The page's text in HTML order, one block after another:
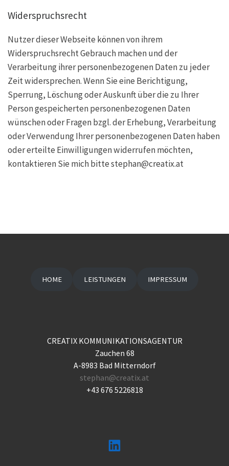
Widerspruchsrecht
Nutzer dieser Webseite können von ihrem
Widerspruchsrecht Gebrauch machen und der
Verarbeitung ihrer personenbezogenen Daten zu jeder
Zeit widersprechen. Wenn Sie eine Berichtigung,
Sperrung, Löschung oder Auskunft über die zu Ihrer
Person gespeicherten personenbezogenen Daten
wünschen oder Fragen bzgl. der Erhebung, Verarbeitung
oder Verwendung Ihrer personenbezogenen Daten haben
oder erteilte Einwilligungen widerrufen möchten,
kontaktieren Sie mich bitte stephan@creatix.at
HOME LEISTUNGEN IMPRESSUM
CREATIX KOMMUNIKATIONSAGENTUR
Zauchen 68
A-8983 Bad Mitterndorf
stephan@creatix.at
+43 676 5226818
LinkedIn